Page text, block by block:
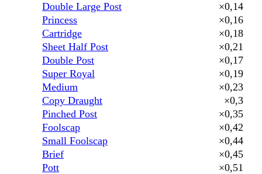
Double Large Post
×0,14
Princess
×0,16
Cartridge
×0,18
Sheet Half Post
×0,21
Double Post
×0,17
Super Royal
×0,19
Medium
×0,23
Copy Draught
×0,3
Pinched Post
×0,35
Foolscap
×0,42
Small Foolscap
×0,44
Brief
×0,45
Pott
×0,51